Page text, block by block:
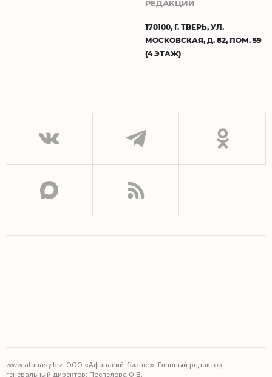
РЕДАКЦИИ
170100, Г. ТВЕРЬ, УЛ.
МОСКОВСКАЯ, Д. 82, ПОМ. 59
(4 ЭТАЖ)
www.afanasy.biz. ООО «Афанасий-бизнес». Главный редактор,
генеральный директор: Поспелова О.В.